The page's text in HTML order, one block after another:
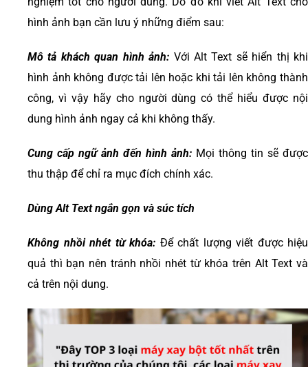
hình ảnh bạn cần lưu ý những điểm sau:
Mô tả khách quan hình ảnh: Với Alt Text sẽ hiển thị khi
hình ảnh không được tải lên hoặc khi tải lên không thành
công, vì vậy hãy cho người dùng có thể hiểu được nội
dung hình ảnh ngay cả khi không thấy.
Cung cấp ngữ ảnh đến hình ảnh: Mọi thông tin sẽ được
thu thập để chỉ ra mục đích chính xác.
Dùng Alt Text ngắn gọn và súc tích
Không nhồi nhét từ khóa: Để chất lượng viết được hiệu
quả thì bạn nên tránh nhồi nhét từ khóa trên Alt Text và
cả trên nội dung.